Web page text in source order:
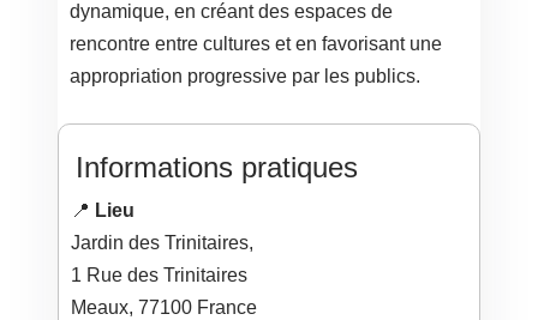
dynamique, en créant des espaces de
rencontre entre cultures et en favorisant une
appropriation progressive par les publics.
Informations pratiques
📍 Lieu
Jardin des Trinitaires,
1 Rue des Trinitaires
Meaux, 77100 France